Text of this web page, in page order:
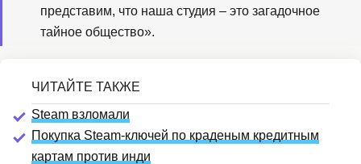
представим, что наша студия – это загадочное
тайное общество».
Steam взломали
Покупка Steam-ключей по краденым кредитным
картам против инди